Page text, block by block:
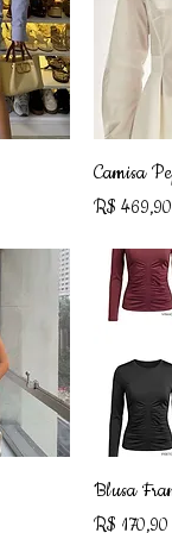
Camisa
Preço
R$ 469,90
Blusa
Preço
R$ 170,90